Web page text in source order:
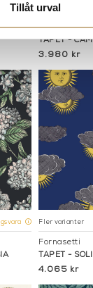
Tillåt urvalFler varianter
Fornasetti
TAPET -
3.980 kr
Fler varianter
Fornasetti
TAPET -
4.065 kr